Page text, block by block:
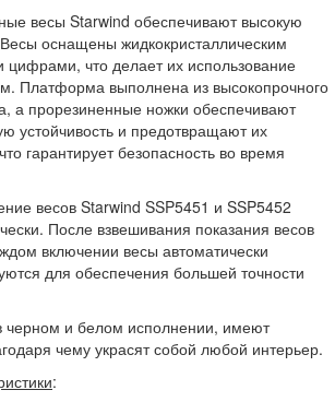
весы Starwind обеспечивают высокую
оснащены жидкокристаллическим
что делает их использование
Платформа выполнена из высокопрочного
а прорезиненные ножки обеспечивают
устойчивость и предотвращают их
гарантирует безопасность во время
весов Starwind SSP5451 и SSP5452
После взвешивания показания весов
включении весы автоматически
для обеспечения большей точности
черном и белом исполнении, имеют
чему украсят собой любой интерьер.
: